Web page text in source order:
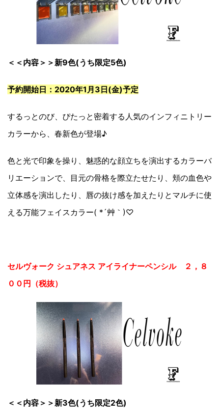
＜＜内容＞＞新9色(うち限定5色)
予約開始日：2020年1月3日(金)予定
するっとのび、ぴたっと密着する人気のインフィニトリー
カラーから、春新色が登場♪
色と光で印象を操り、魅惑的な顔立ちを演出するカラーバ
リエーションで、目元の骨格を際立たせたり、頬の血色や
立体感を演出したり、唇の抜け感を加えたりとマルチに使
える万能フェイスカラー( *´艸｀)♡
セルヴォーク シュアネス アイライナーペンシル ２，８
００円（税抜）
＜＜内容＞＞新3色(うち限定2色)